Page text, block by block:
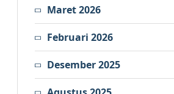
Maret 2026
Februari 2026
Desember 2025